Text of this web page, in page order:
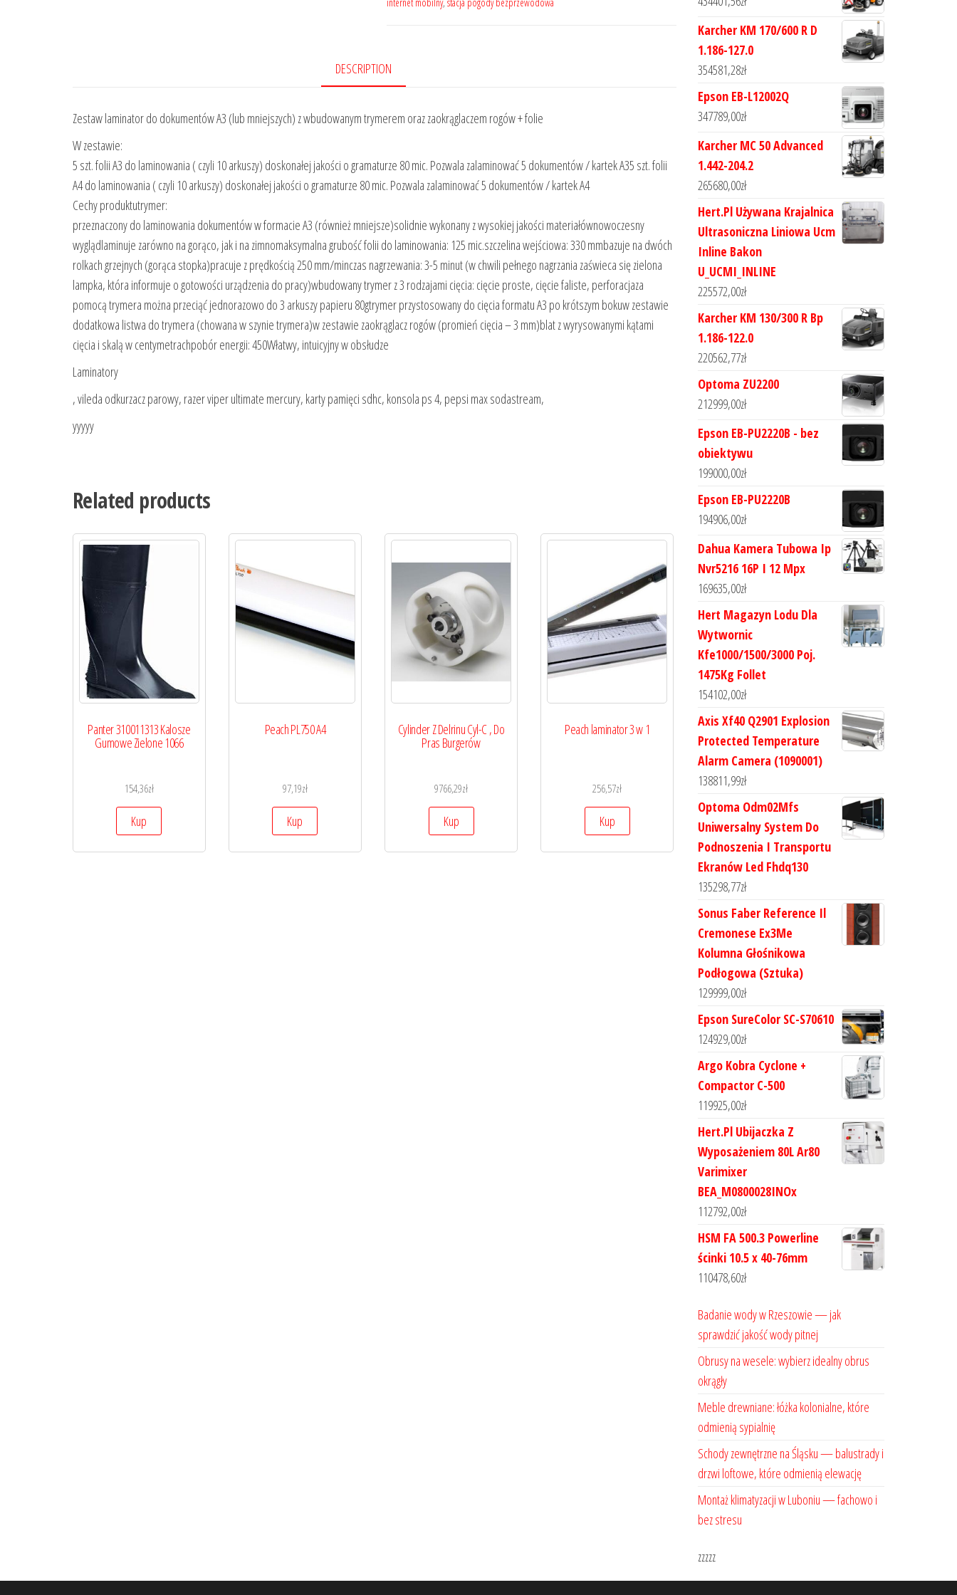
DESCRIPTION
Zestaw laminator do dokumentów A3 (lub mniejszych) z wbudowanym trymerem oraz zaokrąglaczem rogów + folie
W zestawie:
5 szt. folii A3 do laminowania ( czyli 10 arkuszy) doskonałej jakości o gramaturze 80 mic. Pozwala zalaminować 5 dokumentów / kartek A35 szt. folii
A4 do laminowania ( czyli 10 arkuszy) doskonałej jakości o gramaturze 80 mic. Pozwala zalaminować 5 dokumentów / kartek A4
Cechy produktutrymer:
przeznaczony do laminowania dokumentów w formacie A3 (również mniejsze)solidnie wykonany z wysokiej jakości materiałównowoczesny
wyglądlaminuje zarówno na gorąco, jak i na zimnomaksymalna grubość folii do laminowania: 125 mic.szczelina wejściowa: 330 mmbazuje na dwóch
rolkach grzejnych (gorąca stopka)pracuje z prędkością 250 mm/minczas nagrzewania: 3-5 minut (w chwili pełnego nagrzania zaświeca się zielona
lampka, która informuje o gotowości urządzenia do pracy)wbudowany trymer z 3 rodzajami cięcia: cięcie proste, cięcie faliste, perforacjaza
pomocą trymera można przeciąć jednorazowo do 3 arkuszy papieru 80gtrymer przystosowany do cięcia formatu A3 po krótszym bokuw zestawie
dodatkowa listwa do trymera (chowana w szynie trymera)w zestawie zaokrąglacz rogów (promień cięcia – 3 mm)blat z wyrysowanymi kątami
cięcia i skalą w centymetrachpobór energii: 450Włatwy, intuicyjny w obsłudze
Laminatory
, vileda odkurzacz parowy, razer viper ultimate mercury, karty pamięci sdhc, konsola ps 4, pepsi max sodastream,
yyyyy
Related products
Panter 310011313 Kalosze
Gumowe Zielone 1066
154,36zł
Kup
Peach PL750 A4
97,19zł
Kup
Cylinder Z Delrinu Cyl-C , Do
Pras Burgerów
9766,29zł
Kup
Peach laminator 3 w 1
256,57zł
Kup
Karcher KM 170/600 R D
1.186-127.0
354581,28zł
Epson EB-L12002Q
347789,00zł
Karcher MC 50 Advanced
1.442-204.2
265680,00zł
Hert.Pl Używana Krajalnica
Ultrasoniczna Liniowa Ucm
Inline Bakon
U_UCMI_INLINE
225572,00zł
Karcher KM 130/300 R Bp
1.186-122.0
220562,77zł
Optoma ZU2200
212999,00zł
Epson EB-PU2220B - bez
obiektywu
199000,00zł
Epson EB-PU2220B
194906,00zł
Dahua Kamera Tubowa Ip
Nvr5216 16P I 12 Mpx
169635,00zł
Hert Magazyn Lodu Dla
Wytwornic
Kfe1000/1500/3000 Poj.
1475Kg Follet
154102,00zł
Axis Xf40 Q2901 Explosion
Protected Temperature
Alarm Camera (1090001)
138811,99zł
Optoma Odm02Mfs
Uniwersalny System Do
Podnoszenia I Transportu
Ekranów Led Fhdq130
135298,77zł
Sonus Faber Reference Il
Cremonese Ex3Me
Kolumna Głośnikowa
Podłogowa (Sztuka)
129999,00zł
Epson SureColor SC-S70610
124929,00zł
Argo Kobra Cyclone +
Compactor C-500
119925,00zł
Hert.Pl Ubijaczka Z
Wyposażeniem 80L Ar80
Varimixer
BEA_M0800028INOx
112792,00zł
HSM FA 500.3 Powerline
ścinki 10.5 x 40-76mm
110478,60zł
Badanie wody w Rzeszowie — jak
sprawdzić jakość wody pitnej
Obrusy na wesele: wybierz idealny obrus
okrągły
Meble drewniane: łóżka kolonialne, które
odmienią sypialnię
Schody zewnętrzne na Śląsku — balustrady i
drzwi loftowe, które odmienią elewację
Montaż klimatyzacji w Luboniu — fachowo i
bez stresu
zzzzz